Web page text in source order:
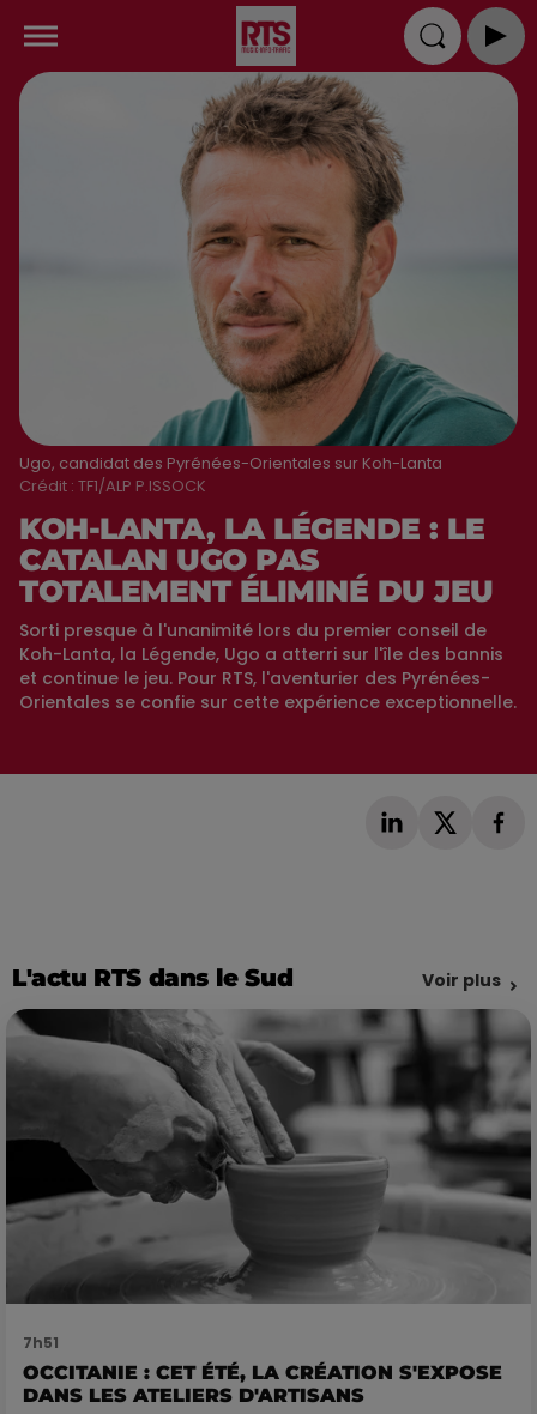
Ugo, candidat des Pyrénées-Orientales sur Koh-Lanta
Crédit : TF1/ALP P.ISSOCK
KOH-LANTA, LA LÉGENDE : LE
CATALAN UGO PAS
TOTALEMENT ÉLIMINÉ DU JEU
Sorti presque à l'unanimité lors du premier conseil de
Koh-Lanta, la Légende, Ugo a atterri sur l'île des bannis
et continue le jeu. Pour RTS, l'aventurier des Pyrénées-
Orientales se confie sur cette expérience exceptionnelle.
L'actu RTS dans le Sud Voir plus
7h51
OCCITANIE : CET ÉTÉ, LA CRÉATION S'EXPOSE
DANS LES ATELIERS D'ARTISANS